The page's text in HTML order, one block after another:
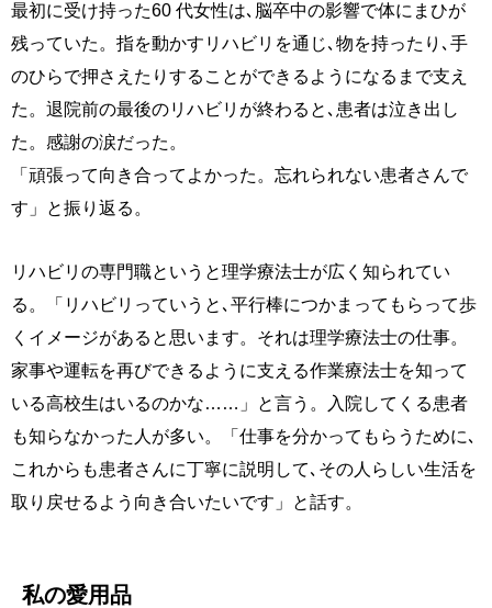
最初に受け持った60 代女性は､脳卒中の影響で体にまひが
残っていた。指を動かすリハビリを通じ､物を持ったり､手
のひらで押さえたりすることができるようになるまで支え
た。退院前の最後のリハビリが終わると､患者は泣き出し
た。感謝の涙だった。
「頑張って向き合ってよかった。忘れられない患者さんで
す」と振り返る。
リハビリの専門職というと理学療法士が広く知られてい
る。「リハビリっていうと､平行棒につかまってもらって歩
くイメージがあると思います。それは理学療法士の仕事。
家事や運転を再びできるように支える作業療法士を知って
いる高校生はいるのかな……」と言う。入院してくる患者
も知らなかった人が多い。「仕事を分かってもらうために､
これからも患者さんに丁寧に説明して､その人らしい生活を
取り戻せるよう向き合いたいです」と話す。
私の愛用品